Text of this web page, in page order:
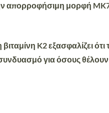
απορροφήσιμη μορφή
K2 εξασφαλίζει ότι
για όσους